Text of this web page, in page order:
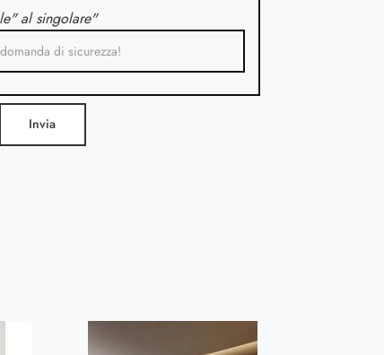
al singolare"
Invia